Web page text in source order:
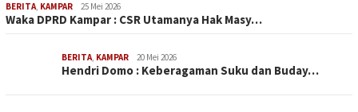
BERITA, KAMPAR 25 Mei 2026
Waka DPRD Kampar : CSR Utamanya Hak Masy…
BERITA, KAMPAR 20 Mei 2026
Hendri Domo : Keberagaman Suku dan Buday…